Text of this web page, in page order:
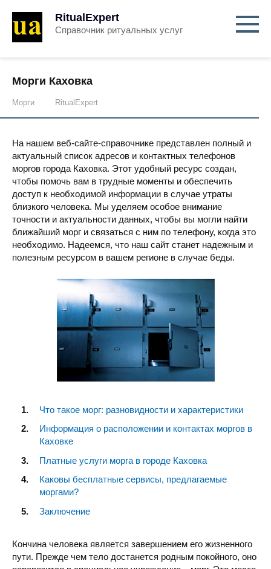
RitualExpert
Справочник ритуальных услуг
Морги Каховка
Морги RitualExpert
На нашем веб-сайте-справочнике представлен полный и
актуальный список адресов и контактных телефонов
моргов города Каховка. Этот удобный ресурс создан,
чтобы помочь вам в трудные моменты и обеспечить
доступ к необходимой информации в случае утраты
близкого человека. Мы уделяем особое внимание
точности и актуальности данных, чтобы вы могли найти
ближайший морг и связаться с ним по телефону, когда это
необходимо. Надеемся, что наш сайт станет надежным и
полезным ресурсом в вашем регионе в случае беды.
Что такое морг: разновидности и характеристики
Информация о расположении и контактах моргов в
Каховке
Платные услуги морга в городе Каховка
Каковы бесплатные сервисы, предлагаемые
моргами?
Заключение
Кончина человека является завершением его жизненного
пути. Прежде чем тело достанется родным покойного, оно